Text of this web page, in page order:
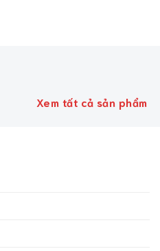
Xem tất cả sản phẩm